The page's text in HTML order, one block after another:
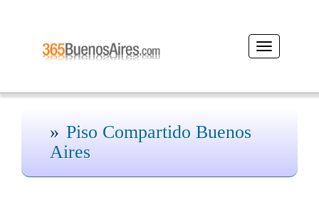
Desplegar
navegación
Piso Compartido Buenos
Aires